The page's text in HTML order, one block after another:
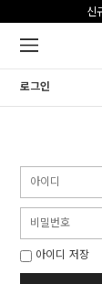
신
로그인
아이디 저장